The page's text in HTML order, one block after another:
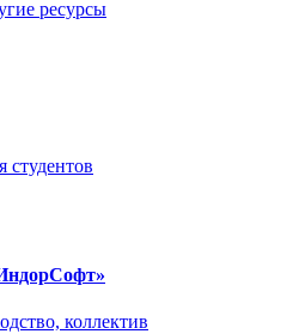
ресурсы
студентов
коллектив